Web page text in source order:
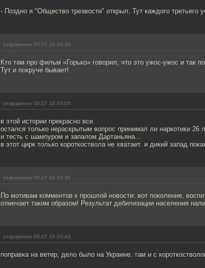
- Поздно я "Общество трезвости" открыл. Тут каждого третьего
отправлено 05.07.16 02:34
Кто там про фильм «Горько» говорил, что это ужос-ужос и так
Тут и покруче бывает!
отправлено 05.07.16 03:05
в этой истории прекрасно все.
остался только нераскрытым вопрос принимал ли наркотики 26
и тесть с шампуром и запалом Дартаньяна...
в этот цирк только короткоствола не хватает. и дикий запад
отправлено 05.07.16 03:36
По мотивам комментов к прошлой новости: вот поколение,
отмечает таким образом! Результат дебилизации населения
отправлено 05.07.16 03:43
поправка на ветер, дело было на Украине. там и с